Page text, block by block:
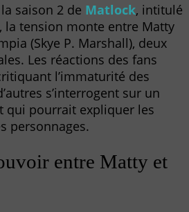
saison 2 de Matlock, intitulé
la tension monte entre Matty
(Skye P. Marshall), deux
Les réactions des fans
l’immaturité des
s’interrogent sur un
qui pourrait expliquer les
personnages.
entre Matty et